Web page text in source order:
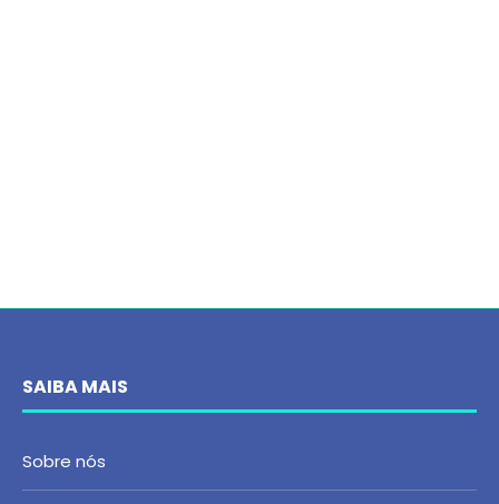
SAIBA MAIS
Sobre nós